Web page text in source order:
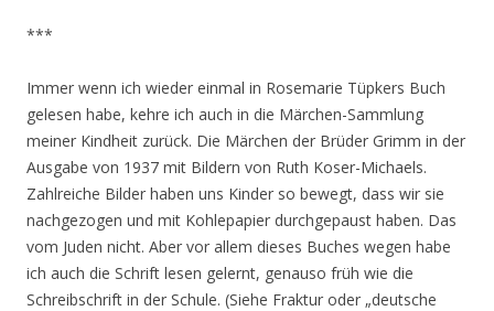
***
Immer wenn ich wieder einmal in Rosemarie Tüpkers Buch
gelesen habe, kehre ich auch in die Märchen-Sammlung
meiner Kindheit zurück. Die Märchen der Brüder Grimm in der
Ausgabe von 1937 mit Bildern von Ruth Koser-Michaels.
Zahlreiche Bilder haben uns Kinder so bewegt, dass wir sie
nachgezogen und mit Kohlepapier durchgepaust haben. Das
vom Juden nicht. Aber vor allem dieses Buches wegen habe
ich auch die Schrift lesen gelernt, genauso früh wie die
Schreibschrift in der Schule. (Siehe Fraktur oder „deutsche